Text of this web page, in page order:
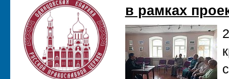
в рамках